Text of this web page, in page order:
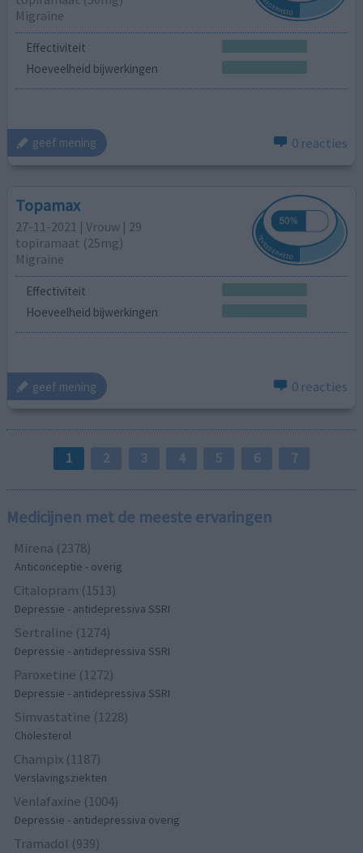
Migraine
Effectiviteit
Hoeveelheid bijwerkingen
geef mening 0 reacties
Topamax
27-11-2021 | Vrouw | 29
topiramaat (25mg)
Migraine
Effectiviteit
Hoeveelheid bijwerkingen
geef mening 0 reacties
1 2 3 4 5 6 7
Medicijnen met de meeste ervaringen
Mirena (2378)
Anticonceptie - overig
Citalopram (1513)
Depressie - antidepressiva SSRI
Sertraline (1274)
Depressie - antidepressiva SSRI
Paroxetine (1272)
Depressie - antidepressiva SSRI
Simvastatine (1228)
Cholesterol
Champix (1187)
Verslavingsziekten
Venlafaxine (1004)
Depressie - antidepressiva overig
Tramadol (939)